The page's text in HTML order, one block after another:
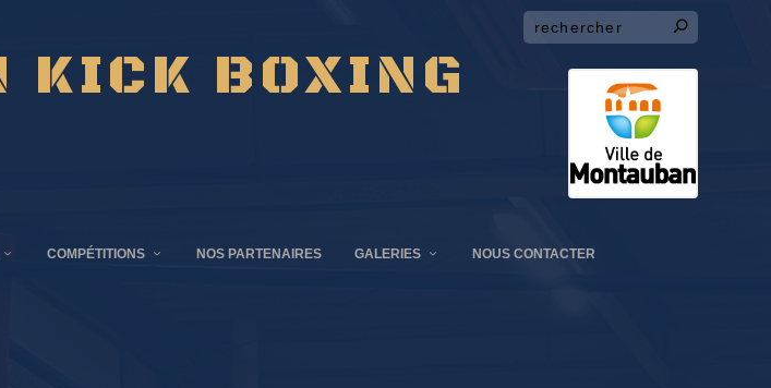
KICK BOXING
COMPÉTITIONS NOS PARTENAIRES GALERIES NOUS CONTACTER